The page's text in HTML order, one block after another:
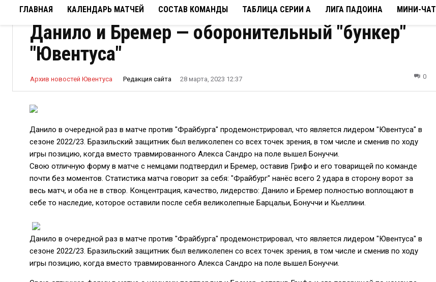
ГЛАВНАЯ КАЛЕНДАРЬ МАТЧЕЙ СОСТАВ КОМАНДЫ ТАБЛИЦА СЕРИИ А ЛИГА ПАДОИНА МИНИ-ЧАТ
Данило и Бремер — оборонительный "бункер"
"Ювентуса"
Архив новостей Ювентуса Редакция сайта 28 марта, 2023 12:37 0
Данило в очередной раз в матче против "Фрайбурга" продемонстрировал, что является лидером "Ювентуса" в
сезоне 2022/23. Бразильский защитник был великолепен со всех точек зрения, в том числе и сменив по ходу
игры позицию, когда вместо травмированного Алекса Сандро на поле вышел Бонуччи.
Свою отличную форму в матче с немцами подтвердил и Бремер, оставив Грифо и его товарищей по команде
почти без моментов. Статистика матча говорит за себя: "Фрайбург" нанёс всего 2 удара в сторону ворот за
весь матч, и оба не в створ. Концентрация, качество, лидерство: Данило и Бремер полностью воплощают в
себе то наследие, которое оставили после себя великолепные Барцальи, Бонуччи и Кьеллини.
Данило в очередной раз в матче против "Фрайбурга" продемонстрировал, что является лидером "Ювентуса" в
сезоне 2022/23. Бразильский защитник был великолепен со всех точек зрения, в том числе и сменив по ходу
игры позицию, когда вместо травмированного Алекса Сандро на поле вышел Бонуччи.